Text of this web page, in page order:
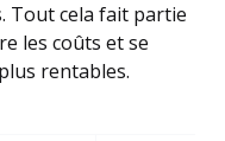
Tout cela fait partie
les coûts et se
rentables.